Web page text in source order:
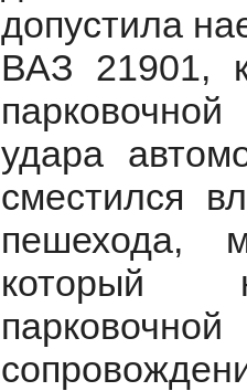
допустила
ВАЗ 21901,
удара
сместился
пешехода,
который